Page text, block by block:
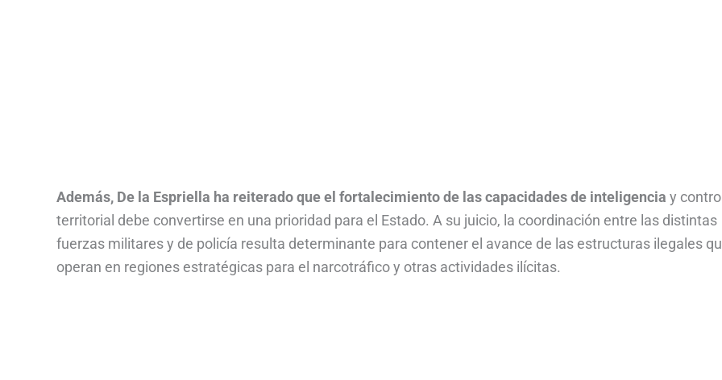
Además, De la Espriella ha reiterado que el fortalecimiento de las capacidades de inteligencia y
territorial debe convertirse en una prioridad para el Estado. A su juicio, la coordinación entre las distintas
fuerzas militares y de policía resulta determinante para contener el avance de las estructuras ilegales
operan en regiones estratégicas para el narcotráfico y otras actividades ilícitas.